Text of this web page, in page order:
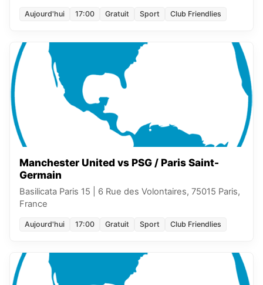
Aujourd'hui 17:00 Gratuit Sport Club Friendlies
Manchester United vs PSG / Paris Saint-
Germain
Basilicata Paris 15
6 Rue des Volontaires, 75015 Paris,
France
Aujourd'hui 17:00 Gratuit Sport Club Friendlies